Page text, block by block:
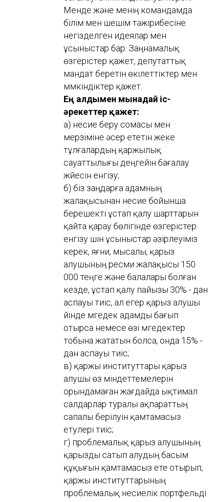
Менде және менің командамда
білім мен шешім тәжірибесіне
негізделген идеялар мен
ұсыныстар бар. Заңнамалық
өзгерістер қажет, депутаттық
мандат беретін өкілеттіктер мен
мүмкіндіктер қажет.
Ең алдымен мынадай іс-
әрекеттер қажет:
а) несие беру сомасы мен
мерзіміне әсер ететін жеке
тұлғалардың қаржылық
сауаттылығы деңгейін бағалау
жүйесін енгізу;
б) біз заңдарға адамның
жалақысынан несие бойынша
берешекті ұстап қалу шарттарын
қайта қарау бөлігінде өзгерістер
енгізу үшін ұсыныстар әзірлеуіміз
керек, яғни, мысалы, қарыз
алушының ресми жалақысы 150
000 теңге және балалары болған
кезде, ұстап қалу пайызы 30% - дан
аспауы тиіс, ал егер қарыз алушы
үйінде мүгедек адамды бағып
отырса немесе өзі мүгедектер
тобына жататын болса, онда 15% -
дан аспауы тиіс;
в) қаржы институттары қарыз
алушы өз міндеттемелерін
орындамаған жағдайда ықтимал
салдарлар туралы ақпараттың
сапалы берілуін қамтамасыз
етулері тиіс;
г) проблемалық қарыз алушының
қарызды сатып алудың басым
құқығын қамтамасыз ете отырып,
қаржы институттарының
проблемалық несиелік портфельді